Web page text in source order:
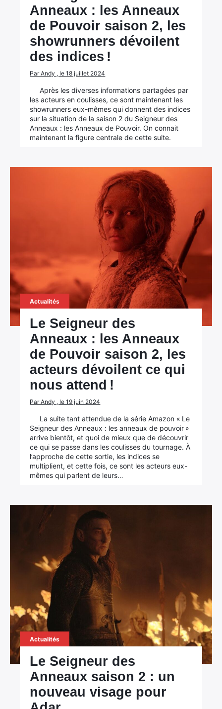
Anneaux : les Anneaux
de Pouvoir saison 2, les
showrunners dévoilent
des indices !
Par Andy , le 18 juillet 2024
Après les diverses informations partagées par
les acteurs en coulisses, ce sont maintenant les
showrunners eux-mêmes qui donnent des indices
sur la situation de la saison 2 du Seigneur des
Anneaux : les Anneaux de Pouvoir. On connait
maintenant la figure centrale de cette suite.
Actualités
Le Seigneur des
Anneaux : les Anneaux
de Pouvoir saison 2, les
acteurs dévoilent ce qui
nous attend !
Par Andy , le 19 juin 2024
La suite tant attendue de la série Amazon « Le
Seigneur des Anneaux : les anneaux de pouvoir »
arrive bientôt, et quoi de mieux que de découvrir
ce qui se passe dans les coulisses du tournage. À
l’approche de cette sortie, les indices se
multiplient, et cette fois, ce sont les acteurs eux-
mêmes qui parlent de leurs…
Actualités
Le Seigneur des
Anneaux saison 2 : un
nouveau visage pour